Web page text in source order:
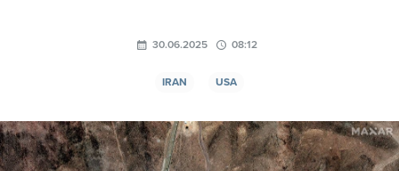
30.06.2025 08:12
IRAN USA